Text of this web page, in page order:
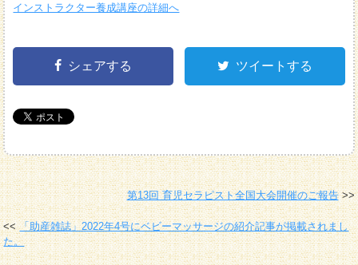
インストラクター養成講座の詳細へ
シェアする ツイートする
第13回 育児セラピスト全国大会開催のご報告
「助産雑誌」2022年4号にベビーマッサージの紹介記事が掲載されまし
た。